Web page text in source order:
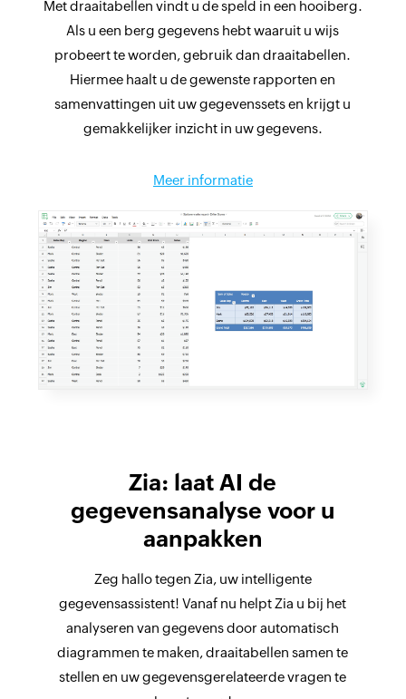
Met draaitabellen vindt u de speld in een hooiberg.
Als u een berg gegevens hebt waaruit u wijs
probeert te worden, gebruik dan draaitabellen.
Hiermee haalt u de gewenste rapporten en
samenvattingen uit uw gegevenssets en krijgt u
gemakkelijker inzicht in uw gegevens.
Meer informatie
Zia: laat AI de
gegevensanalyse voor u
aanpakken
Zeg hallo tegen Zia, uw intelligente
gegevensassistent! Vanaf nu helpt Zia u bij het
analyseren van gegevens door automatisch
diagrammen te maken, draaitabellen samen te
stellen en uw gegevensgerelateerde vragen te